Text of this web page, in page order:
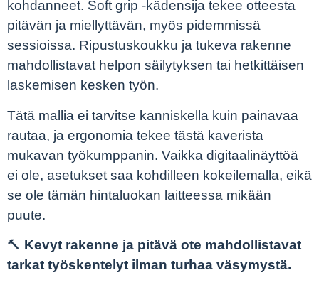
kohdanneet. Soft grip -kädensija tekee otteesta
pitävän ja miellyttävän, myös pidemmissä
sessioissa. Ripustuskoukku ja tukeva rakenne
mahdollistavat helpon säilytyksen tai hetkittäisen
laskemisen kesken työn.
Tätä mallia ei tarvitse kanniskella kuin painavaa
rautaa, ja ergonomia tekee tästä kaverista
mukavan työkumppanin. Vaikka digitaalinäyttöä
ei ole, asetukset saa kohdilleen kokeilemalla, eikä
se ole tämän hintaluokan laitteessa mikään
puute.
🔨 Kevyt rakenne ja pitävä ote mahdollistavat
tarkat työskentelyt ilman turhaa väsymystä.